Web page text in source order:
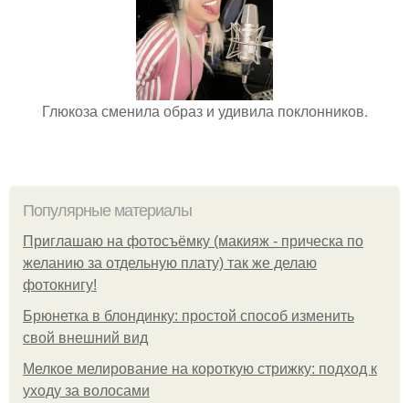
Глюкоза сменила образ и удивила поклонников.
Популярные материалы
Приглашаю на фотосъёмку (макияж - прическа по
желанию за отдельную плату) так же делаю
фотокнигу!
Брюнетка в блондинку: простой способ изменить
свой внешний вид
Мелкое мелирование на короткую стрижку: подход к
уходу за волосами